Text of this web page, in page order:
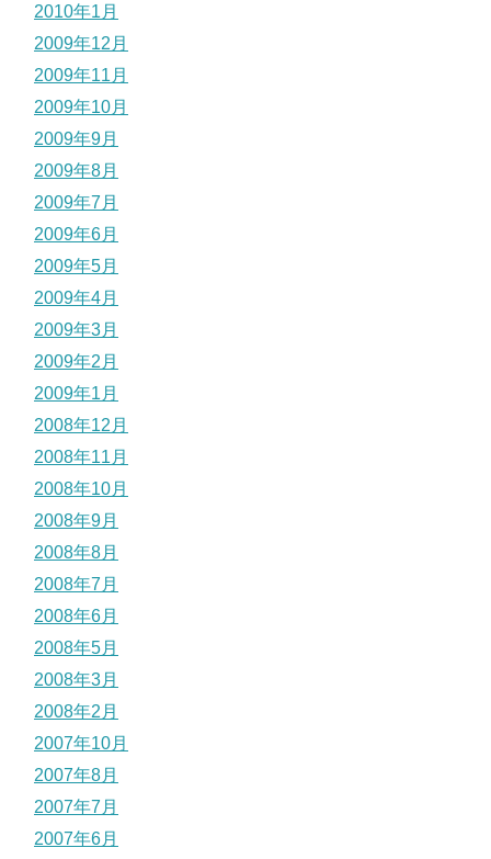
2010年1月
2009年12月
2009年11月
2009年10月
2009年9月
2009年8月
2009年7月
2009年6月
2009年5月
2009年4月
2009年3月
2009年2月
2009年1月
2008年12月
2008年11月
2008年10月
2008年9月
2008年8月
2008年7月
2008年6月
2008年5月
2008年3月
2008年2月
2007年10月
2007年8月
2007年7月
2007年6月